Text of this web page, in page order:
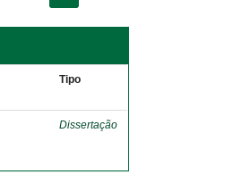
Tipo
Dissertação